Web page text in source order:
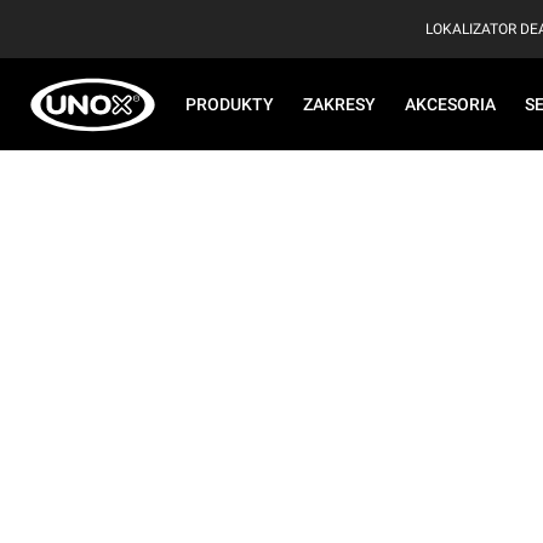
LOKALIZATOR
PRODUKTY ZAKRESY AKCESORIA